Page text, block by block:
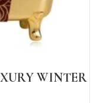
WINTER